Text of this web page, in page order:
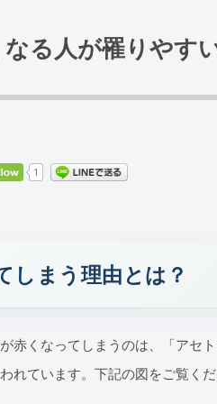
る人が罹りやす
1
しまう理由とは？
赤くなってしまうのは、「アセ
れています。下記の図をご覧くだ